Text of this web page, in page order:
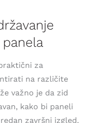
za
na različite
važno je da zid
kako bi paneli
završni izgled.